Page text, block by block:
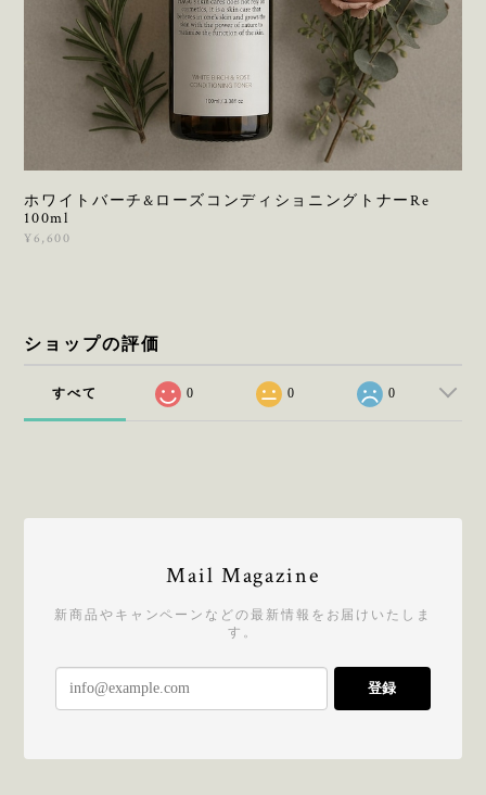
ホワイトバーチ&ローズコンディショニングトナーRe
100ml
¥6,600
ショップの評価
すべて 0 0 0
Mail Magazine
新商品やキャンペーンなどの最新情報をお届けいたしま
す。
登録